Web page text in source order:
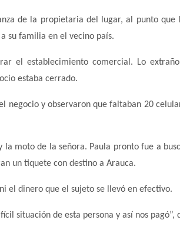
de la propietaria del lugar, al punto que
su familia en el vecino país.
el establecimiento comercial. Lo
estaba cerrado.
negocio y observaron que faltaban 20
moto de la señora. Paula pronto fue a
un tiquete con destino a Arauca.
el dinero que el sujeto se llevó en efectivo.
situación de esta persona y así nos pagó”,